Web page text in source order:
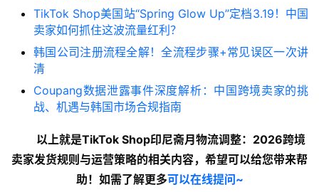
TikTok Shop美国站“Spring Glow Up”定档3.19！中国
卖家如何抓住这波流量红利？
韩国公司注册流程全解！全流程步骤+常见误区一次讲
清
Coupang数据泄露事件深度解析：中国跨境卖家的挑
战、机遇与韩国市场合规指南
以上就是TikTok Shop印尼斋月物流调整：2026跨境
卖家发货规则与运营策略的相关内容，希望可以给您带来帮
助！如需了解更多可以在线提问~